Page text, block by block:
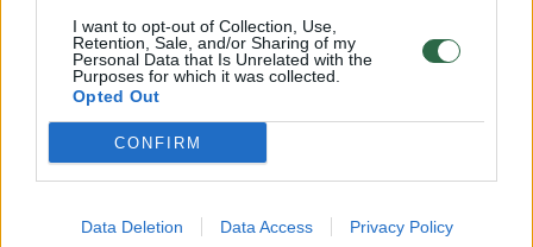
I want to opt-out of Collection, Use,
Retention, Sale, and/or Sharing of my
Personal Data that Is Unrelated with the
Purposes for which it was collected.
Opted Out
CONFIRM
Data Deletion Data Access Privacy Policy
Sukūrė naują planetos
gyvybingumo įvertinimo
metriką
netikėtą
(2)